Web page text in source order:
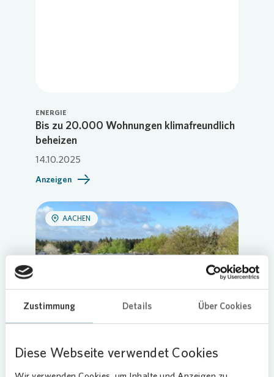
Zustimmung Details Über Cookies
Diese Webseite verwendet Cookies
ENERGIE
Bis zu 20.000 Wohnungen klimafreundlich
beheizen
14.10.2025
Anzeigen
AACHEN